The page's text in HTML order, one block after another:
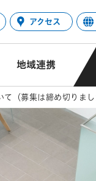
アクセス
地域連携
（募集は締め切りまし